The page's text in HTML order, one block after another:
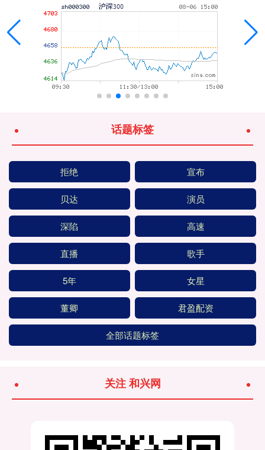
话题标签
拒绝 宣布
贝达 演员
深陷 高速
直播 歌手
5年 女星
董卿 君盈配资
全部话题标签
关注 和兴网